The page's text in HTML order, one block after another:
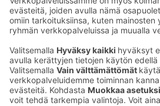
Seuraa meitä: